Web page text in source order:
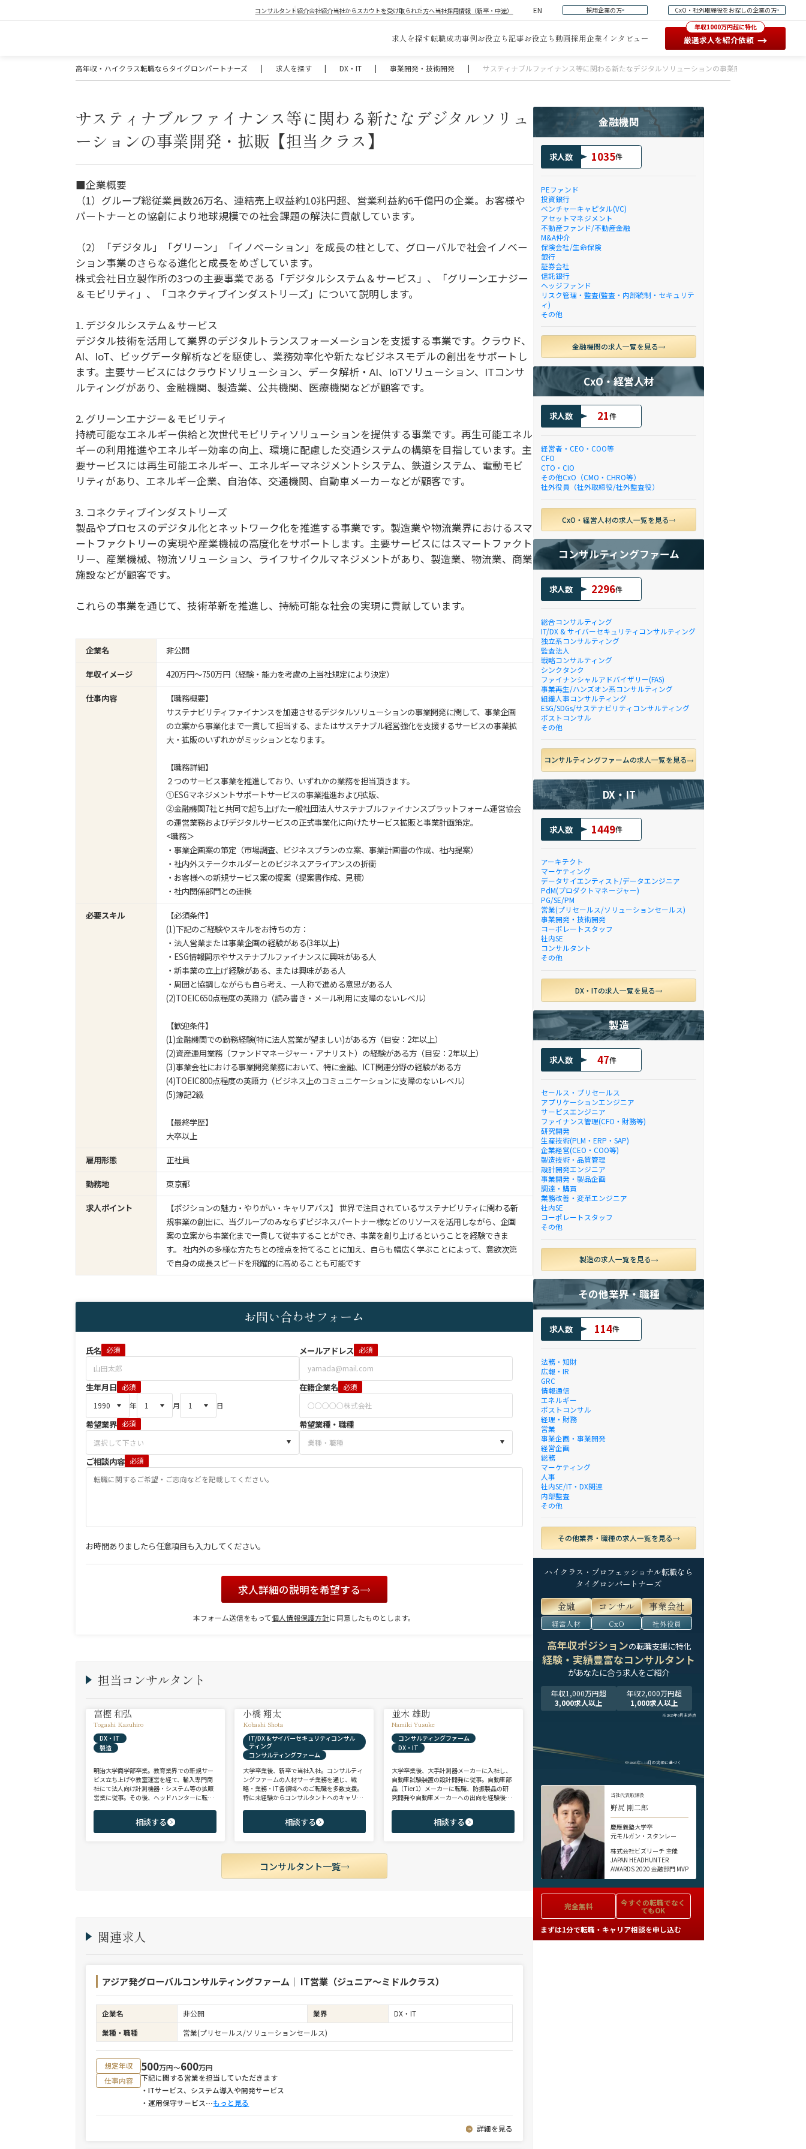
コンサルタント紹介会社紹介当社からスカウトを受け取られた方へ当社採用情報（新卒・中途） EN 採用企業の方 CxO・社外取締役をお探しの企業の方
求人を探す転職成功事例お役立ち記事お役立ち動画採用企業インタビュー
年収1000万円超に特化
厳選求人を紹介依頼 →
高年収・ハイクラス転職ならタイグロンパートナーズ | 求人を探す | DX・IT | 事業開発・技術開発 | サスティナブルファイナンス等に関わる新たなデジタルソリューションの事業開発・拡販【担当ク
サスティナブルファイナンス等に関わる新たなデジタルソリュ
ーションの事業開発・拡販【担当クラス】
■企業概要
（1）グループ総従業員数26万名、連結売上収益約10兆円超、営業利益約6千億円の企業。お客様や
パートナーとの協創により地球規模での社会課題の解決に貢献しています。
（2）「デジタル」「グリーン」「イノベーション」を成長の柱として、グローバルで社会イノベー
ション事業のさらなる進化と成長をめざしています。
株式会社日立製作所の3つの主要事業である「デジタルシステム＆サービス」、「グリーンエナジー
＆モビリティ」、「コネクティブインダストリーズ」について説明します。
1. デジタルシステム＆サービス
デジタル技術を活用して業界のデジタルトランスフォーメーションを支援する事業です。クラウド、
AI、IoT、ビッグデータ解析などを駆使し、業務効率化や新たなビジネスモデルの創出をサポートし
ます。主要サービスにはクラウドソリューション、データ解析・AI、IoTソリューション、ITコンサ
ルティングがあり、金融機関、製造業、公共機関、医療機関などが顧客です。
2. グリーンエナジー＆モビリティ
持続可能なエネルギー供給と次世代モビリティソリューションを提供する事業です。再生可能エネル
ギーの利用推進やエネルギー効率の向上、環境に配慮した交通システムの構築を目指しています。主
要サービスには再生可能エネルギー、エネルギーマネジメントシステム、鉄道システム、電動モビ
リティがあり、エネルギー企業、自治体、交通機関、自動車メーカーなどが顧客です。
3. コネクティブインダストリーズ
製品やプロセスのデジタル化とネットワーク化を推進する事業です。製造業や物流業界におけるスマ
ートファクトリーの実現や産業機械の高度化をサポートします。主要サービスにはスマートファクト
リー、産業機械、物流ソリューション、ライフサイクルマネジメントがあり、製造業、物流業、商業
施設などが顧客です。
これらの事業を通じて、技術革新を推進し、持続可能な社会の実現に貢献しています。
企業名
非公開
年収イメージ
420万円〜750万円（経験・能力を考慮の上当社規定により決定）
仕事内容
【職務概要】
サステナビリティファイナンスを加速させるデジタルソリューションの事業開発に関して、事業企画
の立案から事業化まで一貫して担当する、またはサステナブル経営強化を支援するサービスの事業拡
大・拡販のいずれかがミッションとなります。
【職務詳細】
２つのサービス事業を推進しており、いずれかの業務を担当頂きます。
①ESGマネジメントサポートサービスの事業推進および拡販、
②金融機関7社と共同で起ち上げた一般社団法人サステナブルファイナンスプラットフォーム運営協会
の運営業務およびデジタルサービスの正式事業化に向けたサービス拡販と事業計画策定。
<職務＞
・事業企画案の策定（市場調査、ビジネスプランの立案、事業計画書の作成、社内提案）
・社内外ステークホルダーとのビジネスアライアンスの折衝
・お客様への新規サービス案の提案（提案書作成、見積）
・社内関係部門との連携
必要スキル
【必須条件】
(1)下記のご経験やスキルをお持ちの方：
・法人営業または事業企画の経験がある(3年以上)
・ESG情報開示やサステナブルファイナンスに興味がある人
・新事業の立上げ経験がある、または興味がある人
・周囲と協調しながらも自ら考え、一人称で進める意思がある人
(2)TOEIC650点程度の英語力（読み書き・メール利用に支障のないレベル）
【歓迎条件】
(1)金融機関での勤務経験(特に法人営業が望ましい)がある方（目安：2年以上）
(2)資産運用業務（ファンドマネージャー・アナリスト）の経験がある方（目安：2年以上）
(3)事業会社における事業開発業務において、特に金融、ICT関連分野の経験がある方
(4)TOEIC800点程度の英語力（ビジネス上のコミュニケーションに支障のないレベル）
(5)簿記2級
【最終学歴】
大卒以上
雇用形態
正社員
勤務地
東京都
求人ポイント
【ポジションの魅力・やりがい・キャリアパス】 世界で注目されているサステナビリティに関わる新
規事業の創出に、当グループのみならずビジネスパートナー様などのリソースを活用しながら、企画
案の立案から事業化まで一貫して従事することができ、事業を創り上げるということを経験できま
す。 社内外の多様な方たちとの接点を持てることに加え、自らも幅広く学ぶことによって、意欲次第
で自身の成長スピードを飛躍的に高めることも可能です
お問い合わせフォーム
氏名 必須 メールアドレス 必須
生年月日 必須
年
月 日
在籍企業名 必須
希望業界 必須 希望業種・職種
ご相談内容 必須
お時間ありましたら任意項目も入力してください。
求人詳細の説明を希望する
本フォーム送信をもって個人情報保護方針に同意したものとします。
担当コンサルタント
富樫 和弘
Togashi Kazuhiro
DX・IT
製造
明治大学商学部卒業。教育業界での新規サー
ビス立ち上げや教室運営を経て、輸入専門商
社にて法人向け計測機器・システム等の拡販
営業に従事。その後、ヘッドハンターに転身
て当社に参画。 製造全般/プラントエンジニ
アリング/物流/SIer/SaaSまで幅広い領域、職
相談する
小橋 翔太
Kobashi Shota
IT/DX & サイバーセキュリティコンサル
ティング
コンサルティングファーム
大学卒業後、新卒で当社入社。コンサルティ
ングファームの人材サーチ業務を通じ、戦
略・業務・IT各領域へのご転職を多数支援。
特に未経験からコンサルタントへのキャリア
ご志向と市場動向を踏まえ最適なキャリアを
ご提案させていただきます。
相談する
並木 雄助
Namiki Yusuke
コンサルティングファーム
DX・IT
大学卒業後、大手計測器メーカーに入社し、
自動車試験装置の設計開発に従事。自動車部
品（Tier1）メーカーに転職、防振製品の研
究開発や自動車メーカーへの出向を経験後、
ど幅広いご支援実績。 【受賞歴】 ・日経転職
版 Performance Award Executive部門 MVP ・
相談する
コンサルタント一覧
関連求人
アジア発グローバルコンサルティングファーム｜ IT営業（ジュニア～ミドルクラス）
企業名 非公開 業界
DX・IT
業種・職種
営業(プリセールス/ソリューションセールス)
想定年収 500万円〜600万円
仕事内容
下記に関する営業を担当していただきます
・ITサービス、システム導入や開発サービス
・運用保守サービス⋯もっと見る
詳細を見る
金融機関
求人数 1035件
PEファンド
投資銀行
ベンチャーキャピタル(VC)
アセットマネジメント
不動産ファンド/不動産金融
M&A仲介
保険会社/生命保険
銀行
証券会社
信託銀行
ヘッジファンド
リスク管理・監査(監査・内部統制・セキュリテ
ィ)
その他
金融機関の求人一覧を見る
CxO・経営人材
求人数 21件
経営者・CEO・COO等
CFO
CTO・CIO
その他CxO（CMO・CHRO等）
社外役員（社外取締役/社外監査役）
CxO・経営人材の求人一覧を見る
コンサルティングファーム
求人数 2296件
総合コンサルティング
IT/DX & サイバーセキュリティコンサルティング
独立系コンサルティング
監査法人
戦略コンサルティング
シンクタンク
ファイナンシャルアドバイザリー(FAS)
事業再生/ハンズオン系コンサルティング
組織人事コンサルティング
ESG/SDGs/サステナビリティコンサルティング
ポストコンサル
その他
コンサルティングファームの求人一覧を見る
DX・IT
求人数 1449件
アーキテクト
マーケティング
データサイエンティスト/データエンジニア
PdM(プロダクトマネージャー)
PG/SE/PM
営業(プリセールス/ソリューションセールス)
事業開発・技術開発
コーポレートスタッフ
社内SE
コンサルタント
その他
DX・ITの求人一覧を見る
製造
求人数 47件
セールス・プリセールス
アプリケーションエンジニア
サービスエンジニア
ファイナンス管理(CFO・財務等)
研究開発
生産技術(PLM・ERP・SAP)
企業経営(CEO・COO等)
製造技術・品質管理
設計開発エンジニア
事業開発・製品企画
調達・購買
業務改善・変革エンジニア
社内SE
コーポレートスタッフ
その他
製造の求人一覧を見る
その他業界・職種
求人数 114件
法務・知財
広報・IR
GRC
情報通信
エネルギー
ポストコンサル
経理・財務
営業
事業企画・事業開発
経営企画
総務
マーケティング
人事
社内SE/IT・DX関連
内部監査
その他
その他業界・職種の求人一覧を見る
ハイクラス・プロフェッショナル転職なら
タイグロンパートナーズ
金融 コンサル 事業会社
経営人材 CxO 社外役員
高年収ポジションの転職支援に特化
経験・実績豊富なコンサルタント
があなたに合う求人をご紹介
年収1,000万円超
3,000求人以上
年収2,000万円超
1,000求人以上
※2025年9月末時点
※2024年1-12月の実績に基づく
当社代表取締役
野尻 剛二郎
慶應義塾大学卒
元モルガン・スタンレー
株式会社ビズリーチ 主催
JAPAN HEADHUNTER
AWARDS 2020 金融部門 MVP
完全無料 今すぐの転職でなく
てもOK
まずは1分で転職・キャリア相談を申し込む